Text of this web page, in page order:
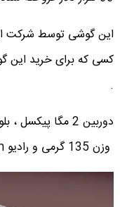
کسی که برای خرید این
.
وزن 135 گرمی و رادیو fm از ویژگیهای این گوشی می باشد .